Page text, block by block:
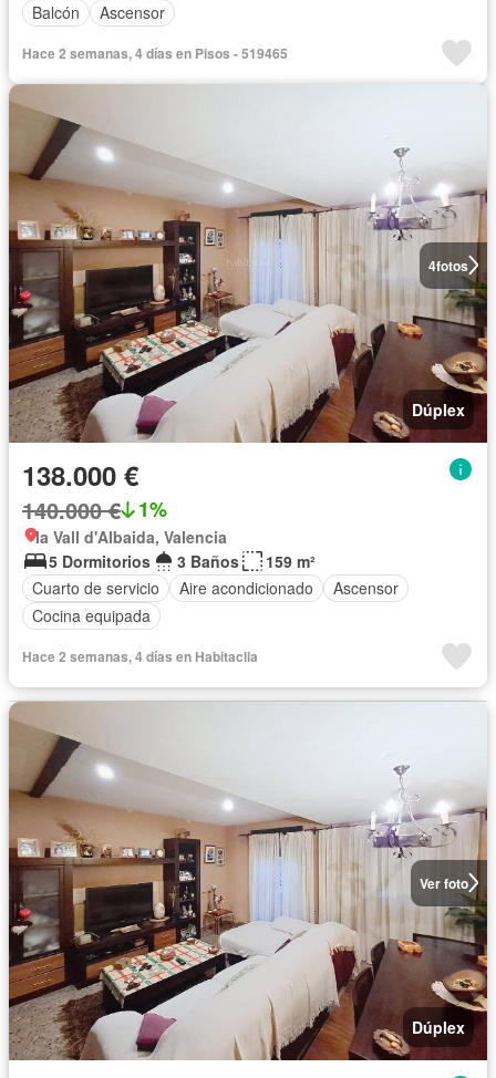
Balcón
Ascensor
Hace 2 semanas, 4 días en Pisos - 519465
4fotos
Dúplex
138.000 €
140.000 € 1%
la Vall d'Albaida, Valencia
5 Dormitorios
3 Baños
159 m²
Cuarto de servicio
Aire acondicionado
Ascensor
Cocina equipada
Hace 2 semanas, 4 días en Habitaclia
Ver foto
Dúplex